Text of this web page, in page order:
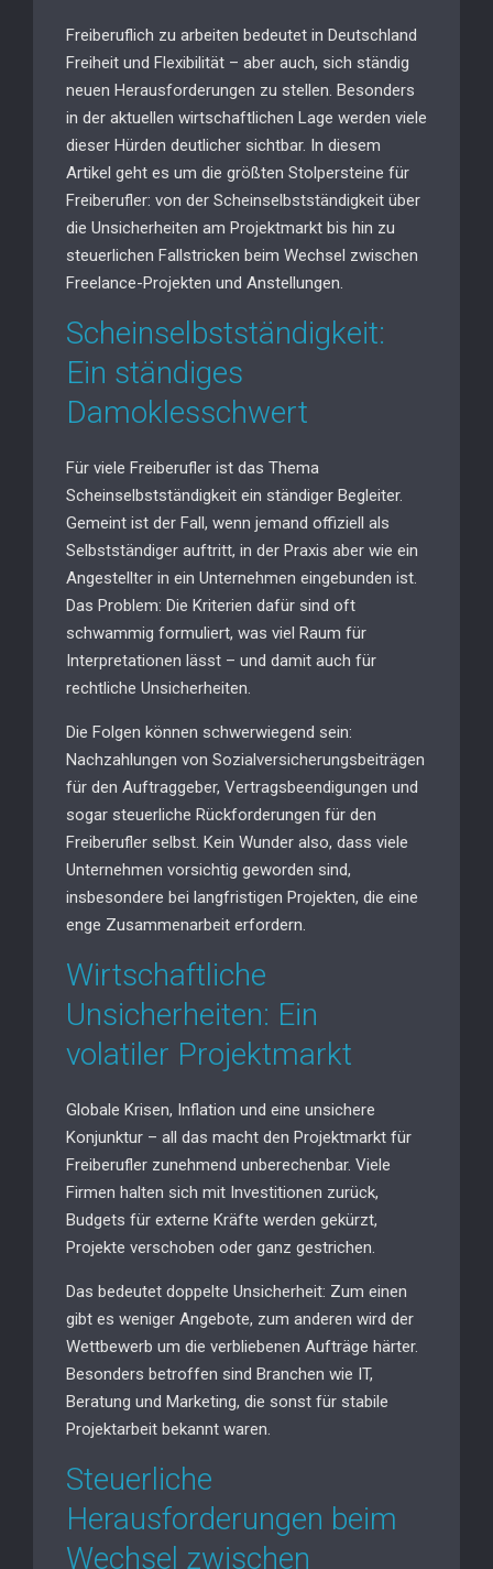
Freiberuflich zu arbeiten bedeutet in Deutschland
Freiheit und Flexibilität – aber auch, sich ständig
neuen Herausforderungen zu stellen. Besonders
in der aktuellen wirtschaftlichen Lage werden viele
dieser Hürden deutlicher sichtbar. In diesem
Artikel geht es um die größten Stolpersteine für
Freiberufler: von der Scheinselbstständigkeit über
die Unsicherheiten am Projektmarkt bis hin zu
steuerlichen Fallstricken beim Wechsel zwischen
Freelance-Projekten und Anstellungen.
Scheinselbstständigkeit:
Ein ständiges
Damoklesschwert
Für viele Freiberufler ist das Thema
Scheinselbstständigkeit ein ständiger Begleiter.
Gemeint ist der Fall, wenn jemand offiziell als
Selbstständiger auftritt, in der Praxis aber wie ein
Angestellter in ein Unternehmen eingebunden ist.
Das Problem: Die Kriterien dafür sind oft
schwammig formuliert, was viel Raum für
Interpretationen lässt – und damit auch für
rechtliche Unsicherheiten.
Die Folgen können schwerwiegend sein:
Nachzahlungen von Sozialversicherungsbeiträgen
für den Auftraggeber, Vertragsbeendigungen und
sogar steuerliche Rückforderungen für den
Freiberufler selbst. Kein Wunder also, dass viele
Unternehmen vorsichtig geworden sind,
insbesondere bei langfristigen Projekten, die eine
enge Zusammenarbeit erfordern.
Wirtschaftliche
Unsicherheiten: Ein
volatiler Projektmarkt
Globale Krisen, Inflation und eine unsichere
Konjunktur – all das macht den Projektmarkt für
Freiberufler zunehmend unberechenbar. Viele
Firmen halten sich mit Investitionen zurück,
Budgets für externe Kräfte werden gekürzt,
Projekte verschoben oder ganz gestrichen.
Das bedeutet doppelte Unsicherheit: Zum einen
gibt es weniger Angebote, zum anderen wird der
Wettbewerb um die verbliebenen Aufträge härter.
Besonders betroffen sind Branchen wie IT,
Beratung und Marketing, die sonst für stabile
Projektarbeit bekannt waren.
Steuerliche
Herausforderungen beim
Wechsel zwischen